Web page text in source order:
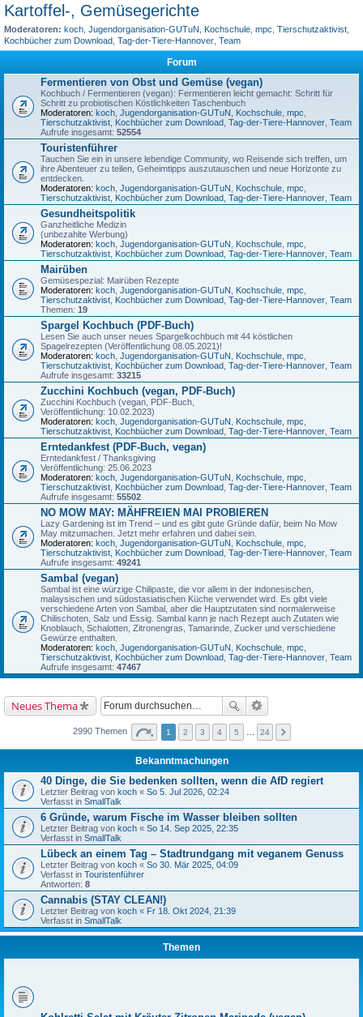
Kartoffel-, Gemüsegerichte
Moderatoren: koch Jugendorganisation-GUTuN Kochschule mpc Tierschutzaktivist
Kochbücher zum Download Tag-der-Tiere-Hannover Team
Forum
Fermentieren von Obst und Gemüse (vegan)
Kochbuch / Fermentieren (vegan): Fermentieren leicht gemacht: Schritt für
Schritt zu probiotischen Köstlichkeiten Taschenbuch
Moderatoren: koch, Jugendorganisation-GUTuN, Kochschule, mpc,
Tierschutzaktivist, Kochbücher zum Download, Tag-der-Tiere-Hannover, Team
Aufrufe insgesamt: 52554
Touristenführer
Tauchen Sie ein in unsere lebendige Community, wo Reisende sich treffen, um
ihre Abenteuer zu teilen, Geheimtipps auszutauschen und neue Horizonte zu
entdecken.
Moderatoren: koch, Jugendorganisation-GUTuN, Kochschule, mpc,
Tierschutzaktivist, Kochbücher zum Download, Tag-der-Tiere-Hannover, Team
Gesundheitspolitik
Ganzheitliche Medizin
(unbezahlte Werbung)
Moderatoren: koch, Jugendorganisation-GUTuN, Kochschule, mpc,
Tierschutzaktivist, Kochbücher zum Download, Tag-der-Tiere-Hannover, Team
Mairüben
Gemüsespezial: Mairüben Rezepte
Moderatoren: koch, Jugendorganisation-GUTuN, Kochschule, mpc,
Tierschutzaktivist, Kochbücher zum Download, Tag-der-Tiere-Hannover, Team
Themen: 19
Spargel Kochbuch (PDF-Buch)
Lesen Sie auch unser neues Spargelkochbuch mit 44 köstlichen
Spagelrezepten (Veröffentlichung 08.05.2021)!
Moderatoren: koch, Jugendorganisation-GUTuN, Kochschule, mpc,
Tierschutzaktivist, Kochbücher zum Download, Tag-der-Tiere-Hannover, Team
Aufrufe insgesamt: 33215
Zucchini Kochbuch (vegan, PDF-Buch)
Zucchini Kochbuch (vegan, PDF-Buch,
Veröffentlichung: 10.02.2023)
Moderatoren: koch, Jugendorganisation-GUTuN, Kochschule, mpc,
Tierschutzaktivist, Kochbücher zum Download, Tag-der-Tiere-Hannover, Team
Erntedankfest (PDF-Buch, vegan)
Erntedankfest / Thanksgiving
Veröffentlichung: 25.06.2023
Moderatoren: koch, Jugendorganisation-GUTuN, Kochschule, mpc,
Tierschutzaktivist, Kochbücher zum Download, Tag-der-Tiere-Hannover, Team
Aufrufe insgesamt: 55502
NO MOW MAY: MÄHFREIEN MAI PROBIEREN
Lazy Gardening ist im Trend – und es gibt gute Gründe dafür, beim No Mow
May mitzumachen. Jetzt mehr erfahren und dabei sein.
Moderatoren: koch, Jugendorganisation-GUTuN, Kochschule, mpc,
Tierschutzaktivist, Kochbücher zum Download, Tag-der-Tiere-Hannover, Team
Aufrufe insgesamt: 49241
Sambal (vegan)
Sambal ist eine würzige Chilipaste, die vor allem in der indonesischen,
malaysischen und südostasiatischen Küche verwendet wird. Es gibt viele
verschiedene Arten von Sambal, aber die Hauptzutaten sind normalerweise
Chilischoten, Salz und Essig. Sambal kann je nach Rezept auch Zutaten wie
Knoblauch, Schalotten, Zitronengras, Tamarinde, Zucker und verschiedene
Gewürze enthalten.
Moderatoren: koch, Jugendorganisation-GUTuN, Kochschule, mpc,
Tierschutzaktivist, Kochbücher zum Download, Tag-der-Tiere-Hannover, Team
Aufrufe insgesamt: 47467
Neues Thema
2990 Themen 1 2 3 4 5 … 24
Bekanntmachungen
40 Dinge, die Sie bedenken sollten, wenn die AfD regiert
Letzter Beitrag von koch « So 5. Jul 2026, 02:24
Verfasst in SmallTalk
6 Gründe, warum Fische im Wasser bleiben sollten
Letzter Beitrag von koch « So 14. Sep 2025, 22:35
Verfasst in SmallTalk
Lübeck an einem Tag – Stadtrundgang mit veganem Genuss
Letzter Beitrag von koch « So 30. Mär 2025, 04:09
Verfasst in Touristenführer
Antworten: 8
Cannabis (STAY CLEAN!)
Letzter Beitrag von koch « Fr 18. Okt 2024, 21:39
Verfasst in SmallTalk
Themen